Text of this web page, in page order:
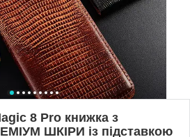
8 Pro книжка з
ШКІРИ із підставкою